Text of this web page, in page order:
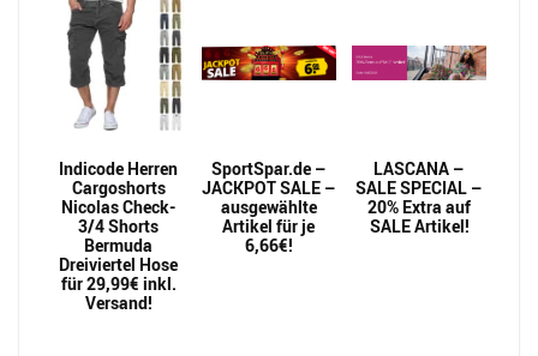
Indicode Herren
Cargoshorts
Nicolas Check-
3/4 Shorts
Bermuda
Dreiviertel Hose
für 29,99€ inkl.
Versand!
SportSpar.de –
JACKPOT SALE –
ausgewählte
Artikel für je
6,66€!
LASCANA –
SALE SPECIAL –
20% Extra auf
SALE Artikel!